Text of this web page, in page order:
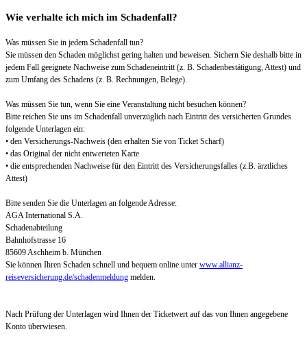
Wie verhalte ich mich im Schadenfall?
Was müssen Sie in jedem Schadenfall tun?
Sie müssen den Schaden möglichst gering halten und beweisen. Sichern Sie deshalb bitte in
jedem Fall geeignete Nachweise zum Schadeneintritt (z. B. Schadenbestätigung, Attest) und
zum Umfang des Schadens (z. B. Rechnungen, Belege).
Was müssen Sie tun, wenn Sie eine Veranstaltung nicht besuchen können?
Bitte reichen Sie uns im Schadenfall unverzüglich nach Eintritt des versicherten Grundes
folgende Unterlagen ein:
• den Versicherungs-Nachweis (den erhalten Sie von Ticket Scharf)
• das Original der nicht entwerteten Karte
• die entsprechenden Nachweise für den Eintritt des Versicherungsfalles (z.B. ärztliches
Attest)
Bitte senden Sie die Unterlagen an folgende Adresse:
AGA International S.A.
Schadenabteilung
Bahnhofstrasse 16
85609 Aschheim b. München
Sie können Ihren Schaden schnell und bequem online unter www.allianz-
reiseversicherung.de/schadenmeldung melden.
Nach Prüfung der Unterlagen wird Ihnen der Ticketwert auf das von Ihnen angegebene
Konto überwiesen.